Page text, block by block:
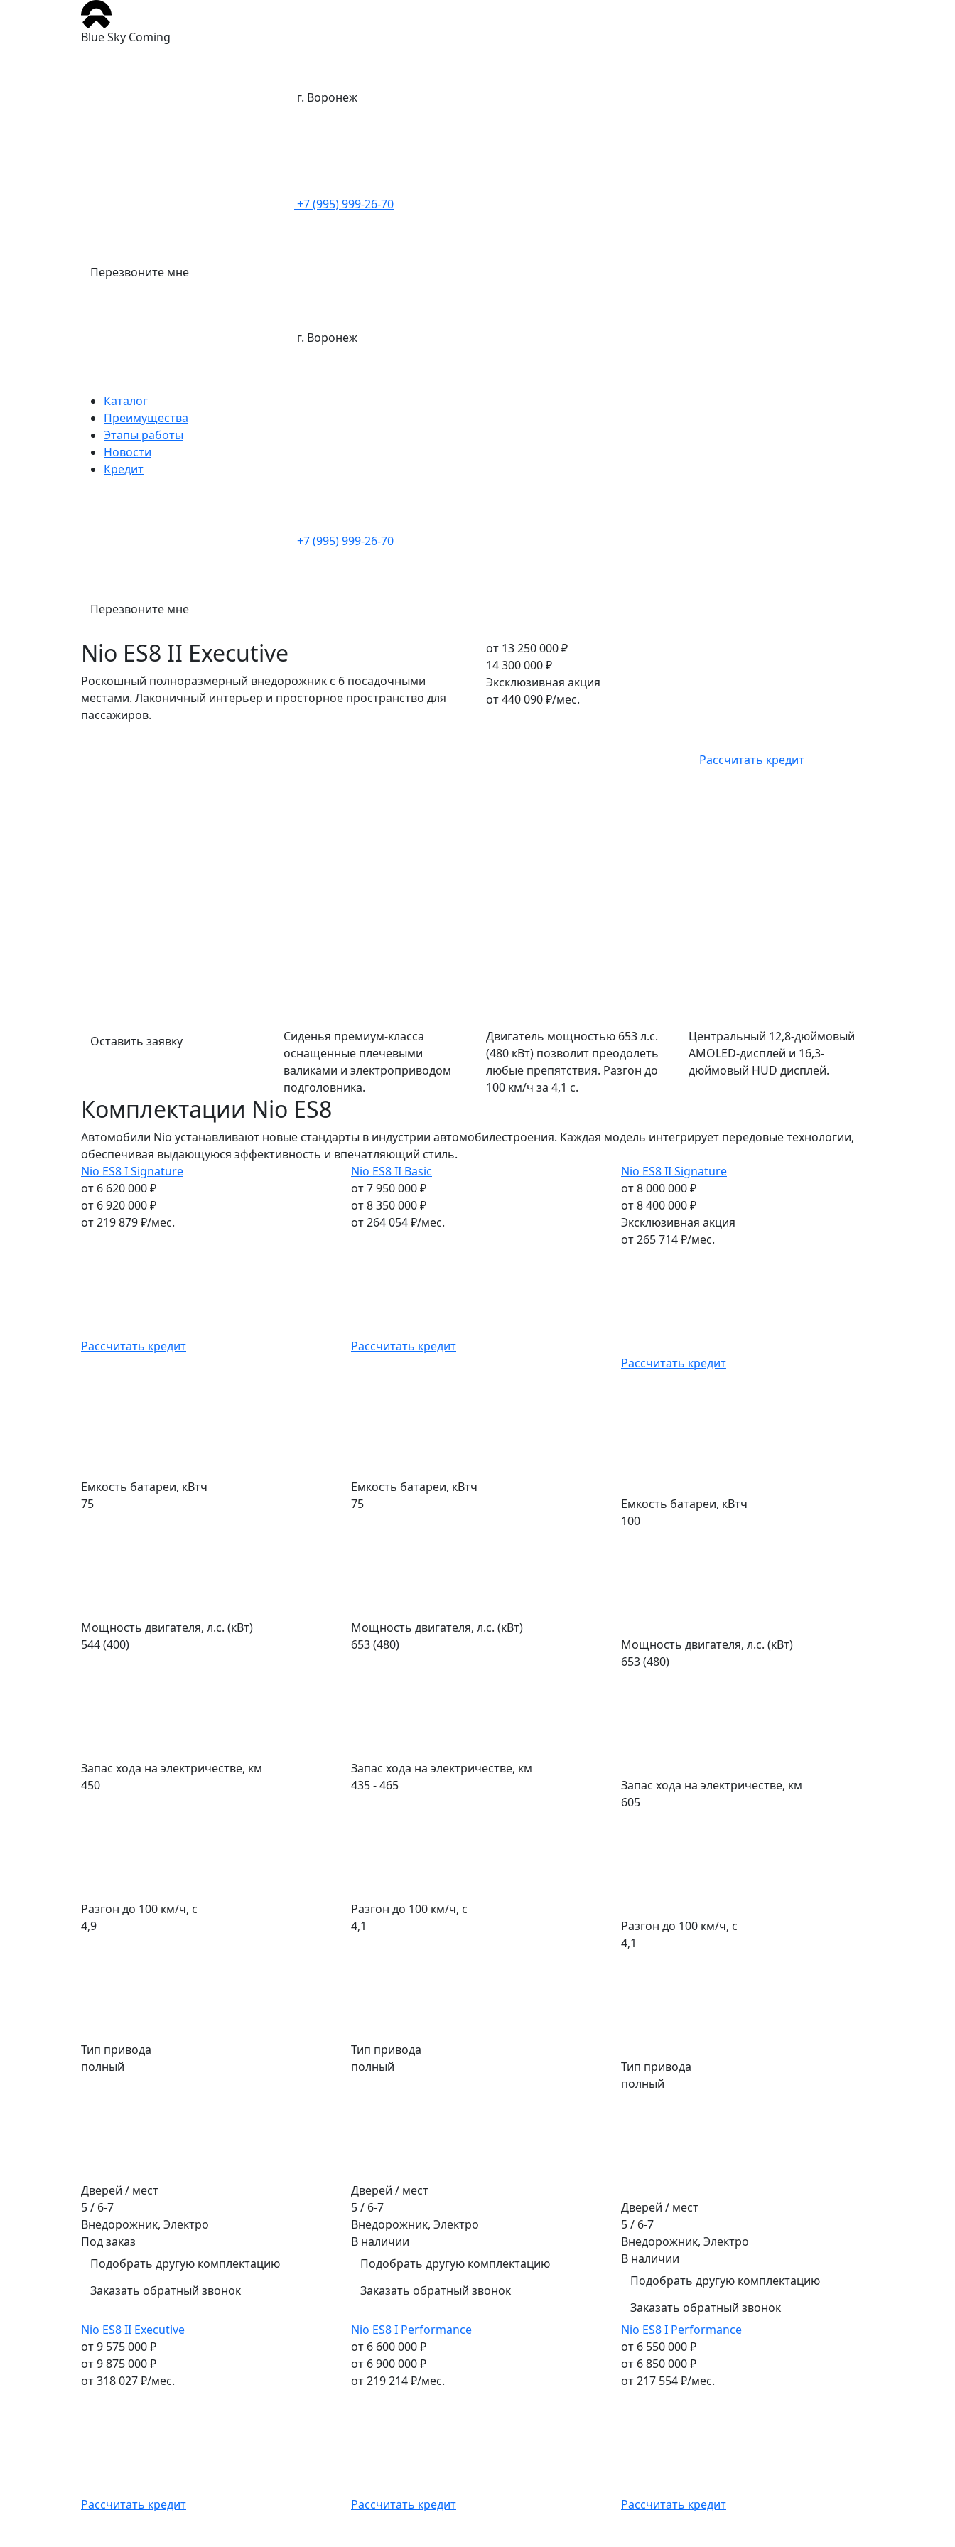
Blue Sky Coming
г. Воронеж
+7 (995) 999-26-70
Перезвоните мне
г. Воронеж
Каталог
Преимущества
Этапы работы
Новости
Кредит
+7 (995) 999-26-70
Перезвоните мне
Nio ES8 II Executive
Роскошный полноразмерный внедорожник с 6 посадочными
местами. Лаконичный интерьер и просторное пространство для
пассажиров.
от 13 250 000₽
14 300 000₽
Эксклюзивная акция
от440 090₽/мес.
Рассчитать кредит
Оставить заявку
Сиденья премиум-класса
оснащенные плечевыми
валиками и электроприводом
подголовника.
Двигатель мощностью 653 л.с.
(480 кВт) позволит преодолеть
любые препятствия. Разгон до
100 км/ч за 4,1 с.
Центральный 12,8-дюймовый
AMOLED-дисплей и 16,3-
дюймовый HUD дисплей.
Комплектации Nio ES8
Автомобили Nio устанавливают новые стандарты в индустрии автомобилестроения. Каждая модель интегрирует передовые технологии,
обеспечивая выдающуюся эффективность и впечатляющий стиль.
Nio ES8 I Signature
от 6 620 000 ₽
от 6 920 000 ₽
от219 879₽/мес.
Рассчитать кредит
Емкость батареи, кВтч
75
Мощность двигателя, л.с. (кВт)
544 (400)
Запас хода на электричестве, км
450
Разгон до 100 км/ч, с
4,9
Тип привода
полный
Дверей / мест
5 / 6-7
Внедорожник, Электро
Под заказ
Подобрать другую комплектацию
Заказать обратный звонок
Nio ES8 II Basic
от 7 950 000 ₽
от 8 350 000 ₽
от264 054₽/мес.
Рассчитать кредит
Емкость батареи, кВтч
75
Мощность двигателя, л.с. (кВт)
653 (480)
Запас хода на электричестве, км
435 - 465
Разгон до 100 км/ч, с
4,1
Тип привода
полный
Дверей / мест
5 / 6-7
Внедорожник, Электро
В наличии
Подобрать другую комплектацию
Заказать обратный звонок
Nio ES8 II Signature
от 8 000 000 ₽
от 8 400 000 ₽
Эксклюзивная акция
от265 714₽/мес.
Рассчитать кредит
Емкость батареи, кВтч
100
Мощность двигателя, л.с. (кВт)
653 (480)
Запас хода на электричестве, км
605
Разгон до 100 км/ч, с
4,1
Тип привода
полный
Дверей / мест
5 / 6-7
Внедорожник, Электро
В наличии
Подобрать другую комплектацию
Заказать обратный звонок
Nio ES8 II Executive
от 9 575 000 ₽
от 9 875 000 ₽
от318 027₽/мес.
Рассчитать кредит
Nio ES8 I Performance
от 6 600 000 ₽
от 6 900 000 ₽
от219 214₽/мес.
Рассчитать кредит
Nio ES8 I Performance
от 6 550 000 ₽
от 6 850 000 ₽
от217 554₽/мес.
Рассчитать кредит